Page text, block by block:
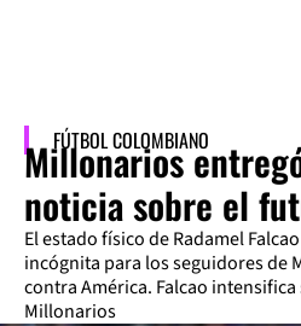
FÚTBOL COLOMBIANO
Millonarios
noticia sobre el
El estado físico de Radamel
incógnita para los seguidores de
contra América. Falcao
Millonarios